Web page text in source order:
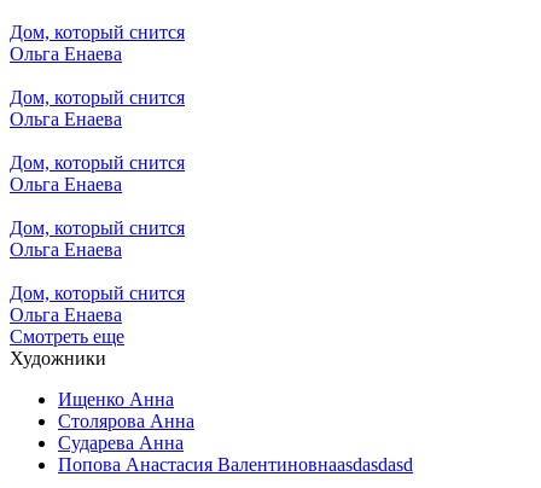
Дом, который снится
Ольга Енаева
Дом, который снится
Ольга Енаева
Дом, который снится
Ольга Енаева
Дом, который снится
Ольга Енаева
Дом, который снится
Ольга Енаева
Смотреть еще
Художники
Ищенко Анна
Столярова Анна
Сударева Анна
Попова Анастасия Валентиновнаasdasdasd